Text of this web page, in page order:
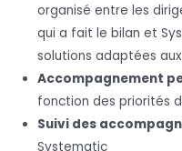
organisé entre les
qui a fait le bilan et
solutions adaptées
Accompagnement
fonction des priorités
Suivi des
Systematic